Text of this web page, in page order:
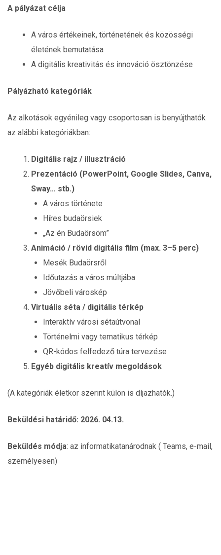
A pályázat célja
A város értékeinek, történetének és közösségi
életének bemutatása
A digitális kreativitás és innováció ösztönzése
Pályázható kategóriák
Az alkotások egyénileg vagy csoportosan is benyújthatók
az alábbi kategóriákban:
Digitális rajz / illusztráció
Prezentáció (PowerPoint, Google Slides, Canva,
Sway… stb.)
A város története
Híres budaörsiek
„Az én Budaörsöm”
Animáció / rövid digitális film (max. 3–5 perc)
Mesék Budaörsről
Időutazás a város múltjába
Jövőbeli városkép
Virtuális séta / digitális térkép
Interaktív városi sétaútvonal
Történelmi vagy tematikus térkép
QR-kódos felfedező túra tervezése
Egyéb digitális kreatív megoldások
(A kategóriák életkor szerint külön is díjazhatók.)
Beküldési határidő: 2026. 04.13.
Beküldés módja: az informatikatanárodnak ( Teams, e-mail,
személyesen)